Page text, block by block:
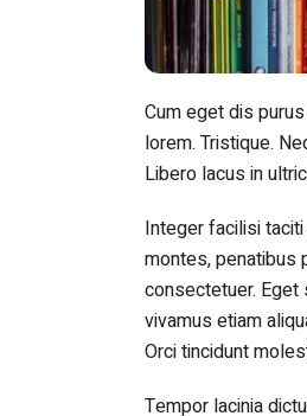
Cum eget dis
lorem. Tristique.
Libero lacus in
Integer facilisi
montes, penatibus
consectetuer.
vivamus etiam
Orci tincidunt
Tempor lacinia